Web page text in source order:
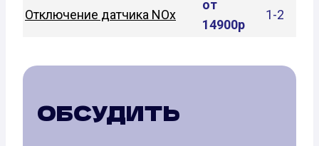
Отключение датчика NOx
от
14900р
1-2
ОБСУДИТЬ